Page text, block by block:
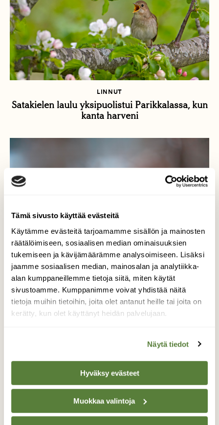
Tämä sivusto käyttää evästeitä
Käytämme evästeitä tarjoamamme sisällön ja mainosten
räätälöimiseen, sosiaalisen median ominaisuuksien
tukemiseen ja kävijämäärämme analysoimiseen. Lisäksi
jaamme sosiaalisen median, mainosalan ja analytiikka-
alan kumppaneillemme tietoja siitä, miten käytät
sivustoamme. Kumppanimme voivat yhdistää näitä
tietoja muihin tietoihin, joita olet antanut heille tai joita on
kerätty, kun olet käyttänyt heidän palvelujaan.
Näytä tiedot
Hyväksy evästeet
Muokkaa valintoja
LINNUT
Satakielen laulu yksipuolistui Parikkalassa, kun
kanta harveni
Peippo ja kolme muuta – testaa, erotatko
samankaltaiset äänet